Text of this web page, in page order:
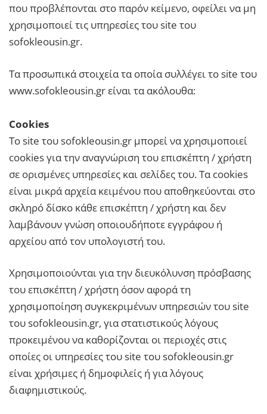
που προβλέπονται στο παρόν κείμενο, οφείλει να μη
χρησιμοποιεί τις υπηρεσίες του site του
sofokleousin.gr.
Τα προσωπικά στοιχεία τα οποία συλλέγει το site του
www.sofokleousin.gr είναι τα ακόλουθα:
Cookies
Το site του sofokleousin.gr μπορεί να χρησιμοποιεί
cookies για την αναγνώριση του επισκέπτη / χρήστη
σε ορισμένες υπηρεσίες και σελίδες του. Τα cookies
είναι μικρά αρχεία κειμένου που αποθηκεύονται στο
σκληρό δίσκο κάθε επισκέπτη / χρήστη και δεν
λαμβάνουν γνώση οποιουδήποτε εγγράφου ή
αρχείου από τον υπολογιστή του.
Χρησιμοποιούνται για την διευκόλυνση πρόσβασης
του επισκέπτη / χρήστη όσον αφορά τη
χρησιμοποίηση συγκεκριμένων υπηρεσιών του site
του sofokleousin.gr, για στατιστικούς λόγους
προκειμένου να καθορίζονται οι περιοχές στις
οποίες οι υπηρεσίες του site του sofokleousin.gr
είναι χρήσιμες ή δημοφιλείς ή για λόγους
διαφημιστικούς.